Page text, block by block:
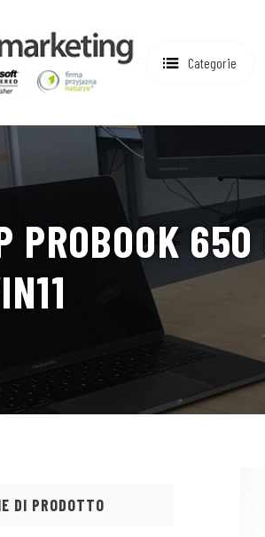
Categorie
PROBOOK
DI PRODOTTO